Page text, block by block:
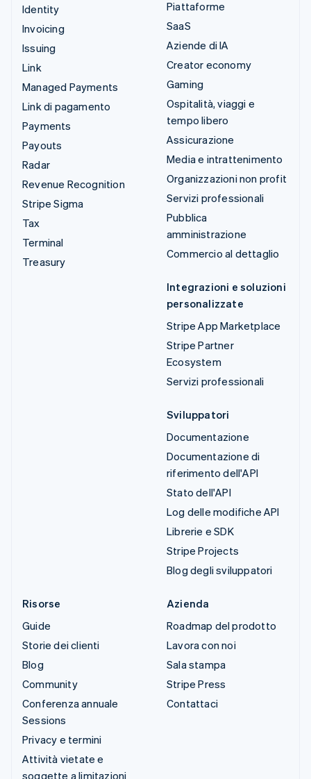
Identity
Invoicing
Issuing
Link
Managed Payments
Link di pagamento
Payments
Payouts
Radar
Revenue Recognition
Stripe Sigma
Tax
Terminal
Treasury
Piattaforme
SaaS
Aziende di IA
Creator economy
Gaming
Ospitalità, viaggi e
tempo libero
Assicurazione
Media e intrattenimento
Organizzazioni non profit
Servizi professionali
Pubblica
amministrazione
Commercio al dettaglio
Integrazioni e soluzioni
personalizzate
Stripe App Marketplace
Stripe Partner
Ecosystem
Servizi professionali
Sviluppatori
Documentazione
Documentazione di
riferimento dell'API
Stato dell'API
Log delle modifiche API
Librerie e SDK
Stripe Projects
Blog degli sviluppatori
Risorse
Guide
Storie dei clienti
Blog
Community
Conferenza annuale
Sessions
Privacy e termini
Attività vietate e
soggette a limitazioni
Azienda
Roadmap del prodotto
Lavora con noi
Sala stampa
Stripe Press
Contattaci